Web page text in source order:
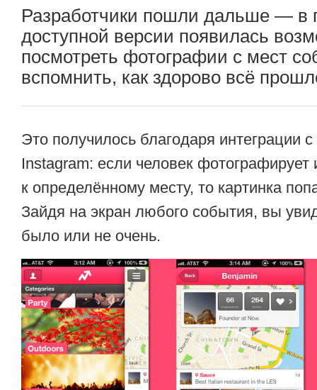
Разработчики пошли дальше — в
доступной версии появилась
посмотреть фотографии с мест
вспомнить, как здорово всё
Это получилось благодаря интеграции
Instagram: если человек
к определённому месту, то картинка
Зайдя на экран любого события, вы
было или не очень.